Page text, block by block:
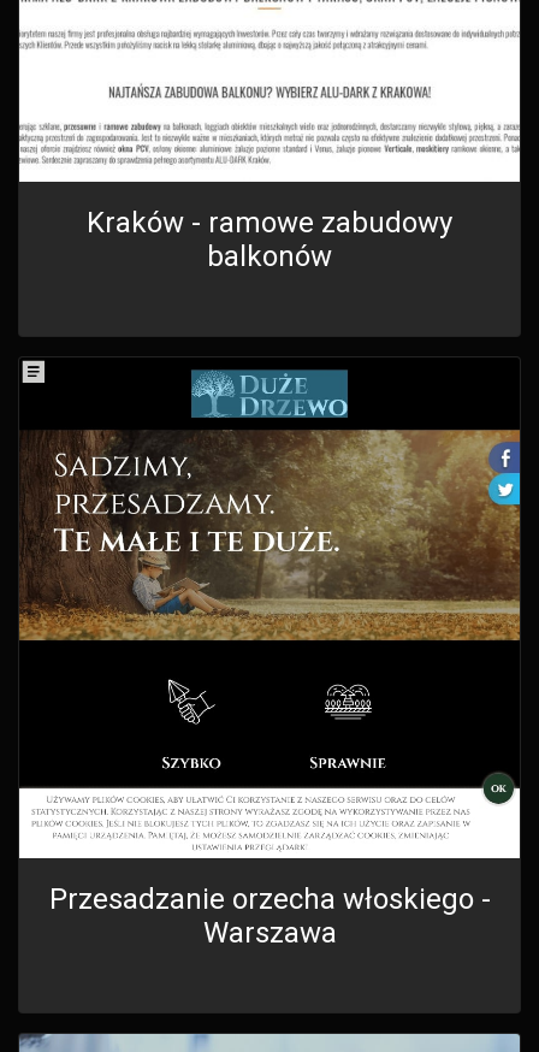
Kraków - ramowe zabudowy
balkonów
Przesadzanie orzecha włoskiego -
Warszawa